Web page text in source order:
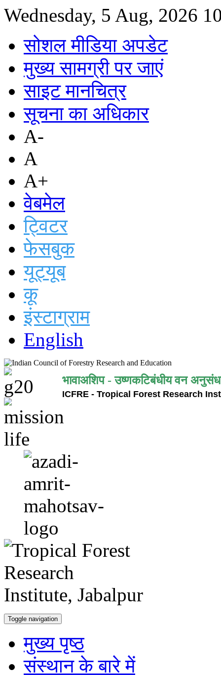
Wednesday, 5 Aug, 2026
सोशल मीडिया अपडेट
मुख्य सामग्री पर जाएं
साइट मानचित्र
सूचना का अधिकार
A-
A
A+
वेबमेल
ट्विटर
फेसबुक
यूट्यूब
कू
इंस्टाग्राम
English
भावाअशिप - उष्णकटिबंधीय वन
ICFRE - Tropical Forest Research
Toggle navigation
मुख्य पृष्ठ
संस्थान के बारे में